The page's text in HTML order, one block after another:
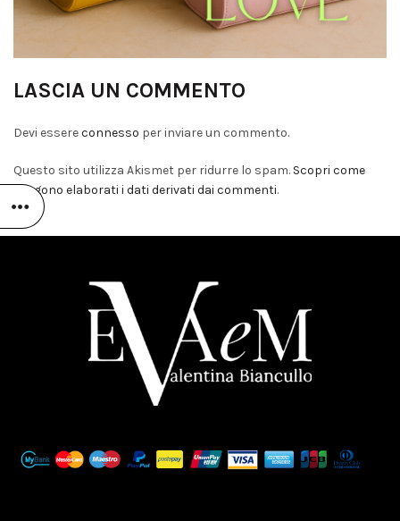
LASCIA UN COMMENTO
Devi essereconnesso per inviare un commento.
Questo sito utilizza Akismet per ridurre lo spam. Scopri come
vengono elaborati i dati derivati dai commenti.